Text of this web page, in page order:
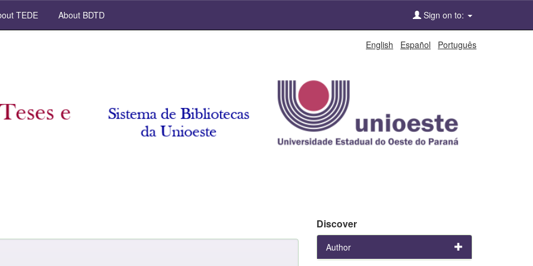
TEDE About BDTD Sign on to:
English Español Português
Discover
Author